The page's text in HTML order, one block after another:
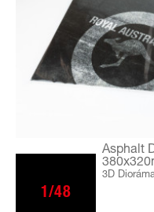
1/48
Asphalt
3D